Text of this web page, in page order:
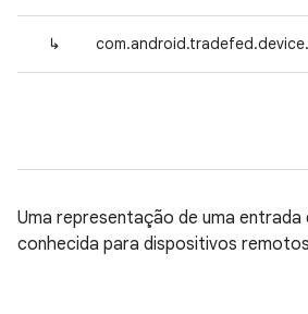
↳
Uma representação de uma
conhecida para dispositivos